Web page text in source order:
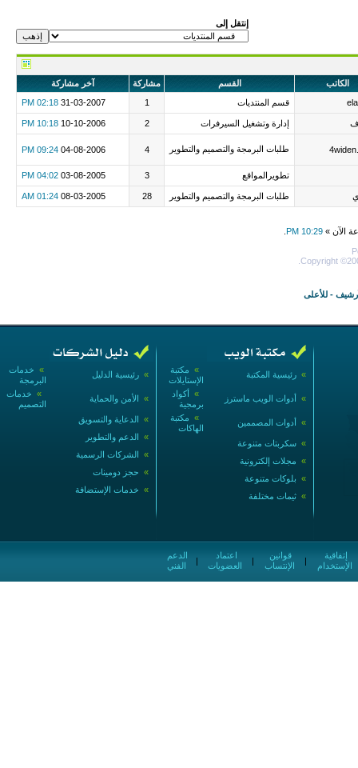
إنتقل إلى
الكاتب القسم مشاركة
آخر مشاركة
قسم المنتديات 1
31-03-2007
02:18 PM
إدارة وتشغيل السيرفرات 2
10-10-2006
10:18 PM
طلبات البرمجة والتصميم والتطوير 4
04-08-2006
09:24 PM
تطويرالمواقع 3
03-08-2005
04:02 PM
طلبات البرمجة والتصميم والتطوير 28
08-03-2005
01:24 AM
الآن » 10:29 PM
Copyright
- للأعلى
» خدمات
البرمجة
» رئيسية الدليل
» خدمات
التصميم
» الأمن والحماية
» الدعاية والتسويق
» الدعم والتطوير
» الشركات الرسمية
» حجز دومينات
» خدمات الإستضافة
» مكتبة
الإستايلات
» رئيسية المكتبة
» أكواد
برمجية
» أدوات الويب ماسترز
» مكتبة
الهاكات
» أدوات المصممين
» سكربتات متنوعة
» مجلات إلكترونية
» بلوكات متنوعة
» ثيمات مختلفة
الفني
|
العضويات
|
الإنتساب
|
الإستخدام